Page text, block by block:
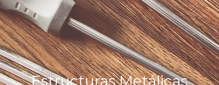
Estructuras Metálicas